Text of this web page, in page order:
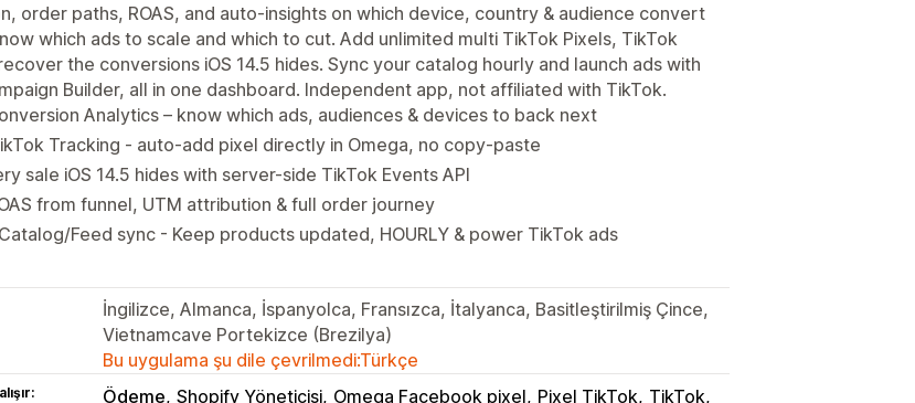
order paths, ROAS, and auto-insights on which device, country & audience convert
which ads to scale and which to cut. Add unlimited multi TikTok Pixels, TikTok
the conversions iOS 14.5 hides. Sync your catalog hourly and launch ads with
Builder, all in one dashboard. Independent app, not affiliated with TikTok.
Analytics – know which ads, audiences & devices to back next
Tracking - auto-add pixel directly in Omega, no copy-paste
sale iOS 14.5 hides with server-side TikTok Events API
from funnel, UTM attribution & full order journey
Feed sync - Keep products updated, HOURLY & power TikTok ads
İngilizce, Almanca, İspanyolca, Fransızca, İtalyanca, Basitleştirilmiş Çince,
Vietnamcave Portekizce (Brezilya)
Bu uygulama şu dile çevrilmedi:Türkçe
Ödeme Shopify Yöneticisi Omega Facebook pixel Pixel TikTok TikTok